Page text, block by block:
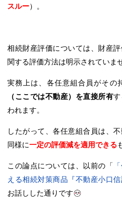
スルー）。
相続財産評価については、財産
関する評価方法は明示されていま
実務上は、各任意組合員がその
（ここでは不動産）を直接所有
われます。
したがって、各任意組合員は、
同様に一定の評価減を適用できる
この論点については、以前の「
える相続対策商品『不動産小口
お話しした通りです